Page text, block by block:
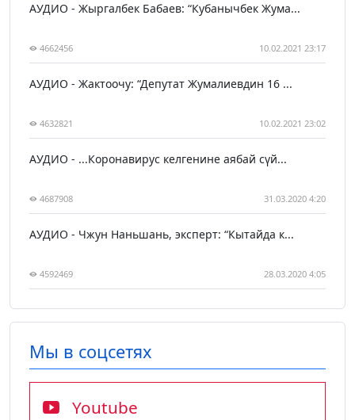
АУДИО - Жыргалбек Бабаев: “Кубанычбек Жума...
4662456 10.02.2021 23:17
АУДИО - Жактоочу: “Депутат Жумалиевдин 16 ...
4632821 10.02.2021 23:02
АУДИО - ...Коронавирус келгенине аябай сүй...
4687908 31.03.2020 4:20
АУДИО - Чжун Наньшань, эксперт: “Кытайда к...
4592469 28.03.2020 4:05
Мы в соцсетях
Youtube